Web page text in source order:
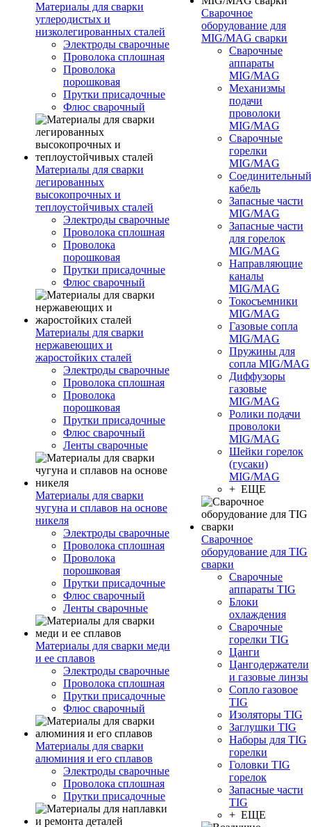
Материалы для сварки
углеродистых и
низколегированных сталей
Электроды сварочные
Проволока сплошная
Проволока
порошковая
Прутки присадочные
Флюс сварочный
Материалы для сварки
легированных
высокопрочных и
теплоустойчивых сталей
Электроды сварочные
Проволока сплошная
Проволока
порошковая
Прутки присадочные
Флюс сварочный
Материалы для сварки
нержавеющих и
жаростойких сталей
Электроды сварочные
Проволока сплошная
Проволока
порошковая
Прутки присадочные
Флюс сварочный
Ленты сварочные
Материалы для сварки
чугуна и сплавов на основе
никеля
Электроды сварочные
Проволока сплошная
Проволока
порошковая
Прутки присадочные
Флюс сварочный
Ленты сварочные
Материалы для сварки меди
и ее сплавов
Электроды сварочные
Проволока сплошная
Прутки присадочные
Флюс сварочный
Материалы для сварки
алюминия и его сплавов
Электроды сварочные
Проволока сплошная
Прутки присадочные
Сварочное
оборудование для
MIG/MAG сварки
Сварочные
аппараты
MIG/MAG
Механизмы
подачи
проволоки
MIG/MAG
Сварочные
горелки
MIG/MAG
Соединительный
кабель
Запасные части
MIG/MAG
Запасные части
для горелок
MIG/MAG
Направляющие
каналы
MIG/MAG
Токосъемники
MIG/MAG
Газовые сопла
MIG/MAG
Пружины для
сопла MIG/MAG
Диффузоры
газовые
MIG/MAG
Ролики подачи
проволоки
MIG/MAG
Шейки горелок
(гусаки)
MIG/MAG
+ ЕЩЕ
Сварочное
оборудование для TIG
сварки
Сварочные
аппараты TIG
Блоки
охлаждения
Сварочные
горелки TIG
Цанги
Цангодержатели
и газовые линзы
Сопло газовое
TIG
Изоляторы TIG
Заглушки TIG
Наборы для TIG
горелки
Головки TIG
горелок
Запасные части
TIG
+ ЕЩЕ